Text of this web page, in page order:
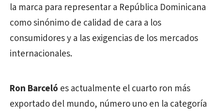
la marca para representar a República Dominicana
como sinónimo de calidad de cara a los
consumidores y a las exigencias de los mercados
internacionales.
Ron Barceló es actualmente el cuarto ron más
exportado del mundo, número uno en la categoría